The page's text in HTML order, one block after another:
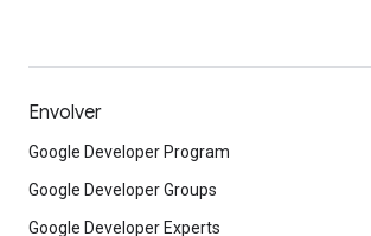
Envolver
Google Developer Program
Google Developer Groups
Google Developer Experts